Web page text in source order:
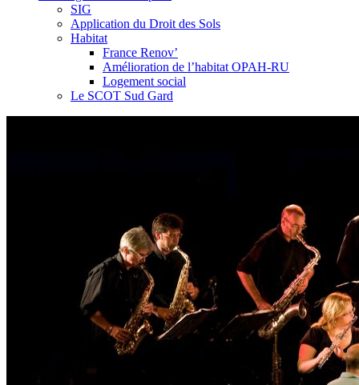
SIG
Application du Droit des Sols
Habitat
France Renov’
Amélioration de l’habitat OPAH-RU
Logement social
Le SCOT Sud Gard